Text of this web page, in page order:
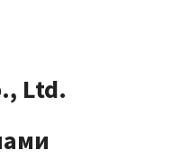
Ltd.